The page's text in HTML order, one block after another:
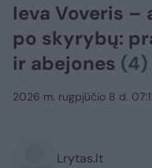
Ieva Voveris –
po skyrybų:
ir abejones (4)
2026 m. rugpjūčio 8 d. 07:11
Lrytas.lt